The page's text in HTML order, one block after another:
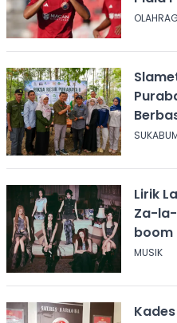
Lirik
Za-
boom
MUSIK